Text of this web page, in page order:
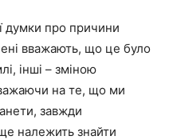
думки про причини
вважають, що це було
інші – зміною
на те, що ми
завжди
належить знайти